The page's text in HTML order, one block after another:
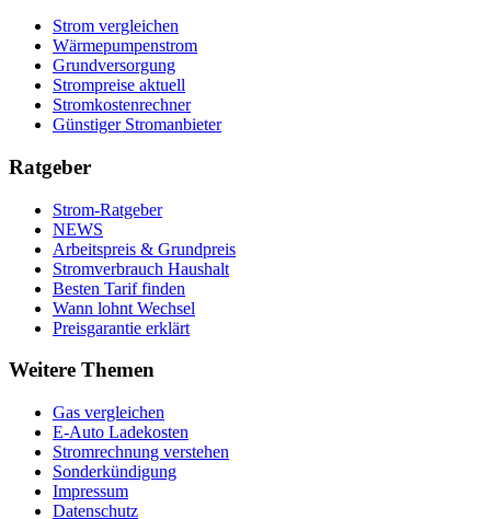
Strom vergleichen
Wärmepumpenstrom
Grundversorgung
Strompreise aktuell
Stromkostenrechner
Günstiger Stromanbieter
Ratgeber
Strom-Ratgeber
NEWS
Arbeitspreis & Grundpreis
Stromverbrauch Haushalt
Besten Tarif finden
Wann lohnt Wechsel
Preisgarantie erklärt
Weitere Themen
Gas vergleichen
E-Auto Ladekosten
Stromrechnung verstehen
Sonderkündigung
Impressum
Datenschutz